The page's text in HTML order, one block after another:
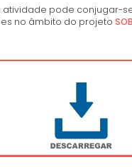
atividade pode conjugar-
no âmbito do projeto